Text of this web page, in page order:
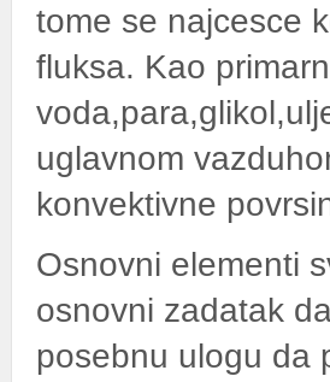
tome se najcesce
fluksa. Kao
uglavnom
konvektivne
Osnovni elementi
osnovni zadatak
posebnu ulogu da